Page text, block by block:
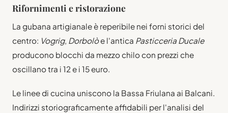
Rifornimenti e ristorazione
La gubana artigianale è reperibile nei forni storici del
centro: Vogrig, Dorbolòe l'antica Pasticceria Ducale
producono blocchi da mezzo chilo con prezzi che
oscillano tra i 12 e i 15 euro.
Le linee di cucina uniscono la Bassa Friulana ai Balcani.
Indirizzi storiograficamente affidabili per l'analisi del